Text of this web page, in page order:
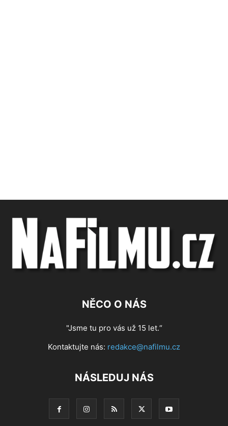
NĚCO O NÁS
"Jsme tu pro vás už 15 let.“
Kontaktujte nás: redakce@nafilmu.cz
NÁSLEDUJ NÁS